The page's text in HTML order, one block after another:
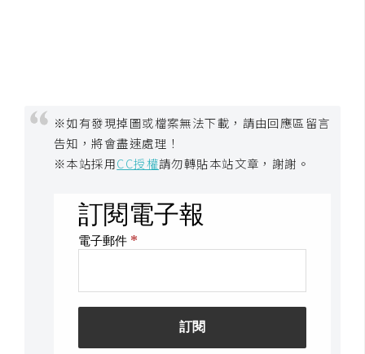
※如有發現掉圖或檔案無法下載，請由回應區留言
告知，將會盡速處理！
※本站採用CC授權請勿轉貼本站文章，謝謝。